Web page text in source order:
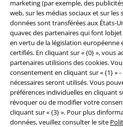
marketing (par exemple, des
web, sur les médias sociaux et sur les
données sont transférées aux États-
quavec des partenaires qui font
en vertu de la législation
certifiés. En cliquant sur « {0} », vous
partenaires utilisions des cookies.
consentement en cliquant sur « {1} » -
nécessaires seront utilisés. Vous
préférences individuelles en cliquant
révoquer ou de modifier votre
cliquant sur « {3} ». Pour plus
données, veuillez consulter le site
Légal
Conditions générales
Éditeur